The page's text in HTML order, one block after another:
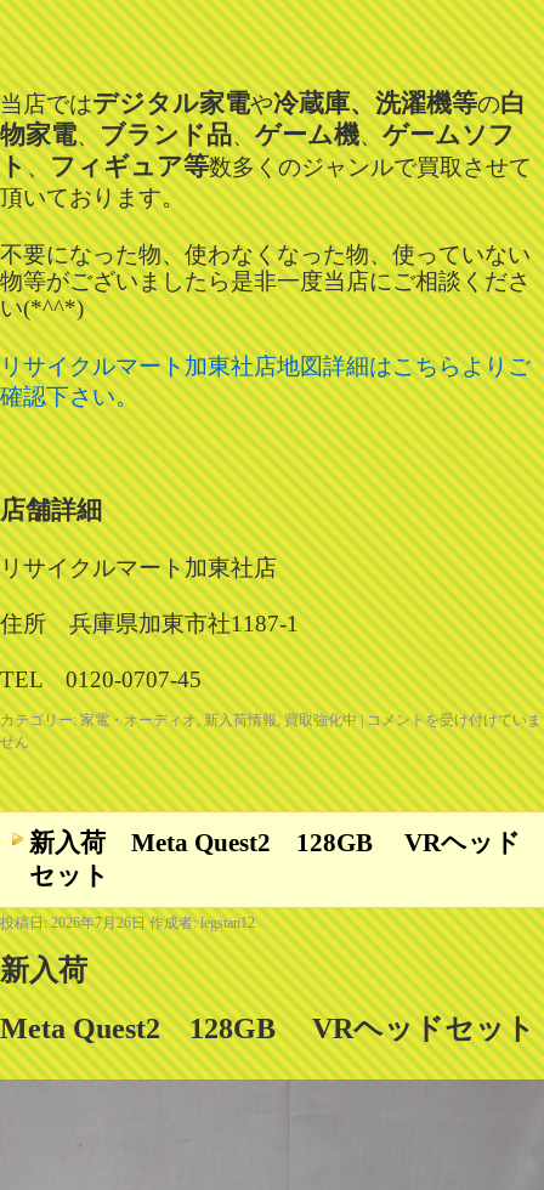
当店ではデジタル家電や冷蔵庫、洗濯機等の白
物家電、ブランド品、ゲーム機、ゲームソフ
ト、フィギュア等数多くのジャンルで買取させて
頂いております。
不要になった物、使わなくなった物、使っていない
物等がございましたら是非一度当店にご相談くださ
い(*^^*)
リサイクルマート加東社店地図詳細はこちらよりご
確認下さい。
店舗詳細
リサイクルマート加東社店
住所 兵庫県加東市社1187-1
TEL 0120-0707-45
カテゴリー: 家電・オーディオ,新入荷情報,買取強化中 | コメントを受け付けていま
せん
新入荷 Meta Quest2 128GB VRヘッド
セット
投稿日: 2026年7月26日 作成者: legstan12
新入荷
Meta Quest2 128GB VRヘッドセット